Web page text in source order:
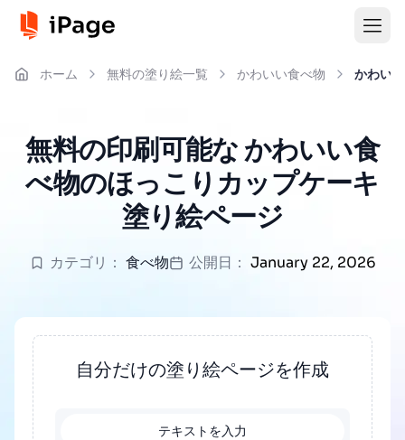
ホーム 無料の塗り絵一覧 かわいい食べ物 かわい
無料の印刷可能な かわいい食
べ物のほっこりカップケーキ
塗り絵ページ
カテゴリ： 食べ物 公開日： January 22, 2026
自分だけの塗り絵ページを作成
テキストを入力